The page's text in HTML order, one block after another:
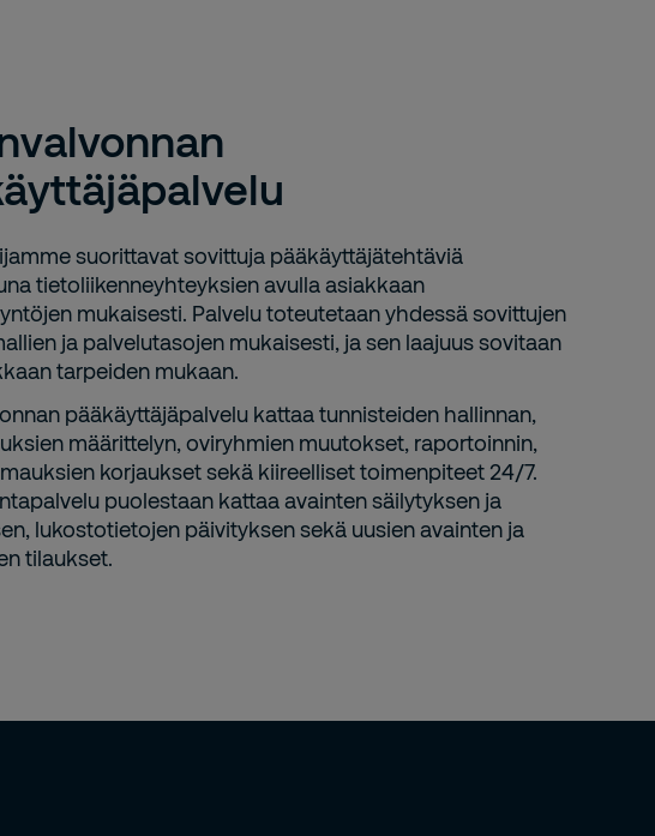
suorittavat sovittuja pääkäyttäjätehtäviä
tietoliikenneyhteyksien avulla asiakkaan
mukaisesti. Palvelu toteutetaan yhdessä sovittujen
ja palvelutasojen mukaisesti, ja sen laajuus sovitaan
tarpeiden mukaan.
pääkäyttäjäpalvelu kattaa tunnisteiden hallinnan,
määrittelyn, oviryhmien muutokset, raportoinnin,
korjaukset sekä kiireelliset toimenpiteet 24/7.
puolestaan kattaa avainten säilytyksen ja
lukostotietojen päivityksen sekä uusien avainten ja
tilaukset.